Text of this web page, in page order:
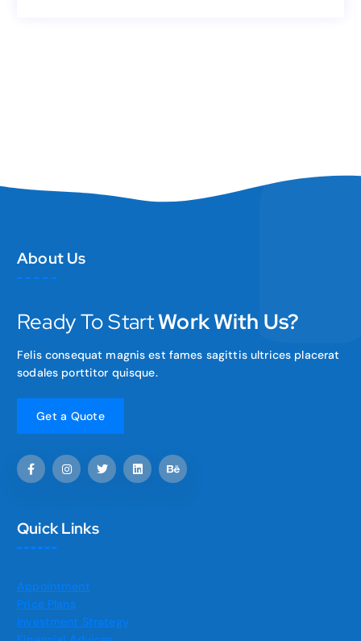
About Us
Ready To StartWork With Us?
Felis consequat magnis est fames sagittis ultrices placerat
sodales porttitor quisque.
Quick Links
Appointment
Price Plans
Investment Strategy